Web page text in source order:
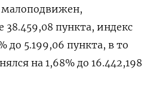
малоподвижен,
38.459,08 пункта, индекс
до 5.199,06 пункта​, в то
на 1,68% до 16.442,198